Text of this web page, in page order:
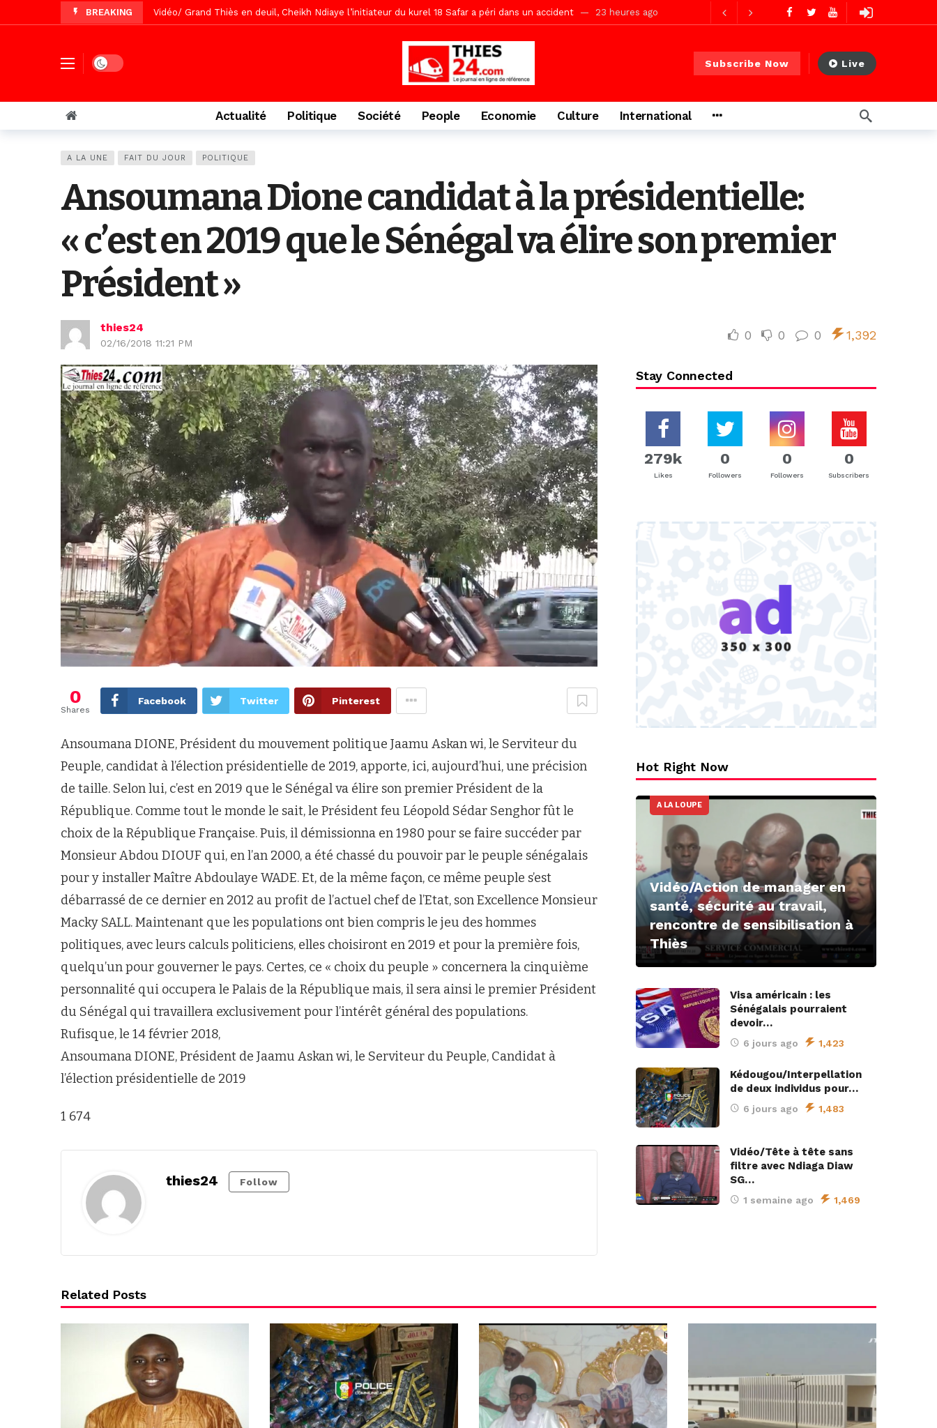
BREAKING
Vidéo/Gamou Bakhdad chez Boroom Ndaam, sécurité, eau, au coeur des priorités 24 heures ago
Vidéo/Magal Serigne Abdoulaye Yakhine, le Comité d’organisation dévoile ses priorités
Vidéo/Chérif Nehma Aïdara Diamaguène Nimzath Thiès, mesures annoncées pour une réussite
Tivaouane/L’hôpital Seydi El Hadji Malick Sy reçoit ses premiers malades lundi 10 Août
Vidéo/ Gamou de Keur Mame El Hadji, l’appel du Khalif Général 2 jours ago
Vidéo/ Préparation Gamou 2026, Keur Mame El Hadji décline ses priorités devant le Gouverneur
Dark mode Subscribe Now Live
Actualité Politique Société People Economie Culture International
A LA UNE FAIT DU JOUR POLITIQUE
Ansoumana Dione candidat à la présidentielle:
« c’est en 2019 que le Sénégal va élire son premier
Président »
thies24
02/16/2018 11:21 PM
0 0 0 1,392
0
Shares
Facebook Twitter Pinterest
Ansoumana DIONE, Président du mouvement politique Jaamu Askan wi, le Serviteur du
Peuple, candidat à l’élection présidentielle de 2019, apporte, ici, aujourd’hui, une précision
de taille. Selon lui, c’est en 2019 que le Sénégal va élire son premier Président de la
République. Comme tout le monde le sait, le Président feu Léopold Sédar Senghor fût le
choix de la République Française. Puis, il démissionna en 1980 pour se faire succéder par
Monsieur Abdou DIOUF qui, en l’an 2000, a été chassé du pouvoir par le peuple sénégalais
pour y installer Maître Abdoulaye WADE. Et, de la même façon, ce même peuple s’est
débarrassé de ce dernier en 2012 au profit de l’actuel chef de l’Etat, son Excellence Monsieur
Macky SALL. Maintenant que les populations ont bien compris le jeu des hommes
politiques, avec leurs calculs politiciens, elles choisiront en 2019 et pour la première fois,
quelqu’un pour gouverner le pays. Certes, ce « choix du peuple » concernera la cinquième
personnalité qui occupera le Palais de la République mais, il sera ainsi le premier Président
du Sénégal qui travaillera exclusivement pour l’intérêt général des populations.
Rufisque, le 14 février 2018,
Ansoumana DIONE, Président de Jaamu Askan wi, le Serviteur du Peuple, Candidat à
l’élection présidentielle de 2019
1 674
thies24 Follow
Stay Connected
279k
Likes
0
Followers
0
Followers
0
Subscribers
Hot Right Now
A LA LOUPE
Vidéo/Action de manager en
santé, sécurité au travail,
rencontre de sensibilisation à
Thiès
Visa américain : les
Sénégalais pourraient
devoir…
6 jours ago 1,423
Kédougou/Interpellation
de deux individus pour…
6 jours ago 1,483
Vidéo/Tête à tête sans
filtre avec Ndiaga Diaw
SG…
1 semaine ago 1,469
Related Posts